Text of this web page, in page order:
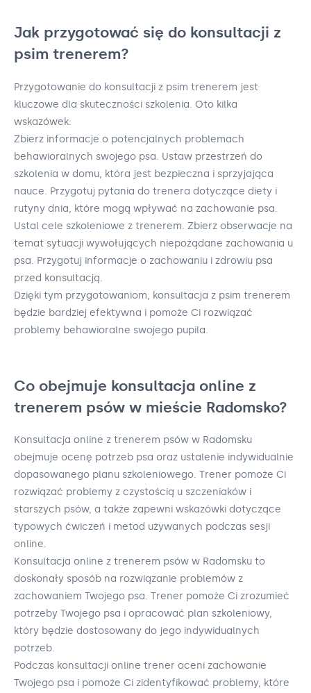
Jak przygotować się do konsultacji z
psim trenerem?
Przygotowanie do konsultacji z psim trenerem jest
kluczowe dla skuteczności szkolenia. Oto kilka
wskazówek:
Zbierz informacje o potencjalnych problemach
behawioralnych swojego psa. Ustaw przestrzeń do
szkolenia w domu, która jest bezpieczna i sprzyjająca
nauce. Przygotuj pytania do trenera dotyczące diety i
rutyny dnia, które mogą wpływać na zachowanie psa.
Ustal cele szkoleniowe z trenerem. Zbierz obserwacje na
temat sytuacji wywołujących niepożądane zachowania u
psa. Przygotuj informacje o zachowaniu i zdrowiu psa
przed konsultacją.
Dzięki tym przygotowaniom, konsultacja z psim trenerem
będzie bardziej efektywna i pomoże Ci rozwiązać
problemy behawioralne swojego pupila.
Co obejmuje konsultacja online z
trenerem psów w mieście Radomsko?
Konsultacja online z trenerem psów w Radomsku
obejmuje ocenę potrzeb psa oraz ustalenie indywidualnie
dopasowanego planu szkoleniowego. Trener pomoże Ci
rozwiązać problemy z czystością u szczeniaków i
starszych psów, a także zapewni wskazówki dotyczące
typowych ćwiczeń i metod używanych podczas sesji
online.
Konsultacja online z trenerem psów w Radomsku to
doskonały sposób na rozwiązanie problemów z
zachowaniem Twojego psa. Trener pomoże Ci zrozumieć
potrzeby Twojego psa i opracować plan szkoleniowy,
który będzie dostosowany do jego indywidualnych
potrzeb.
Podczas konsultacji online trener oceni zachowanie
Twojego psa i pomoże Ci zidentyfikować problemy, które